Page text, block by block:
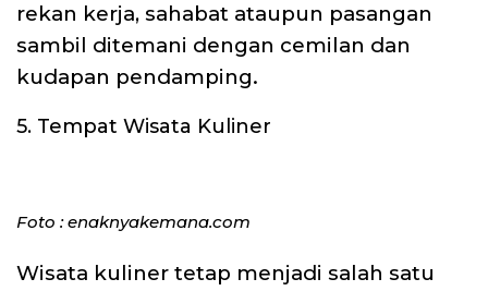
rekan kerja, sahabat ataupun pasangan
sambil ditemani dengan cemilan dan
kudapan pendamping.
5. Tempat Wisata Kuliner
Foto : enaknyakemana.com
Wisata kuliner tetap menjadi salah satu